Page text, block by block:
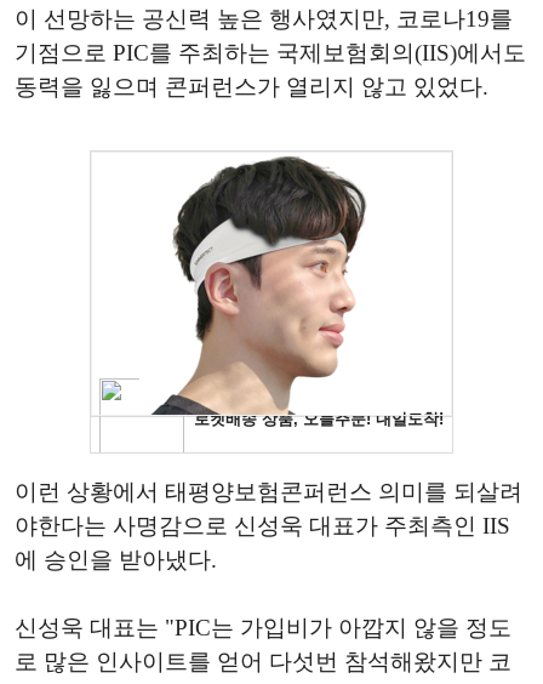
이 선망하는 공신력 높은 행사였지만, 코로나19를
기점으로 PIC를 주최하는 국제보험회의(IIS)에서도
동력을 잃으며 콘퍼런스가 열리지 않고 있었다.
이런 상황에서 태평양보험콘퍼런스 의미를 되살려
야한다는 사명감으로 신성욱 대표가 주최측인 IIS
에 승인을 받아냈다.
신성욱 대표는 "PIC는 가입비가 아깝지 않을 정도
로 많은 인사이트를 얻어 다섯번 참석해왔지만 코